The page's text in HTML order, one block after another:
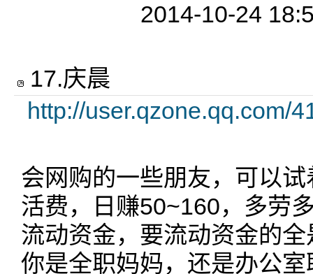
2014-10-24
17.庆晨
http://user.qzone.qq.com/
会网购的一些朋友，可以
活费，日赚50~160，多劳
流动资金，要流动资金的
你是全职妈妈，还是办公